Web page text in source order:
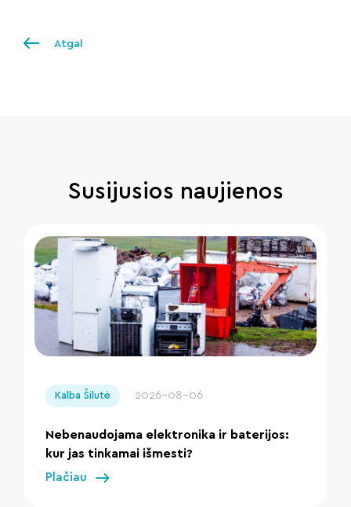
Atgal
Susijusios naujienos
Kalba Šilutė 2026-08-06
Nebenaudojama elektronika ir baterijos:
kur jas tinkamai išmesti?
Plačiau